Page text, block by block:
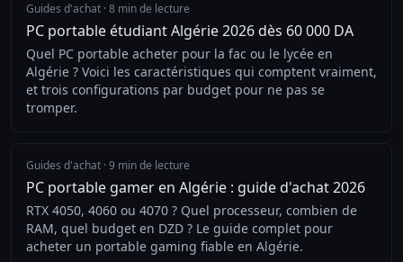
Guides d'achat ·8 min de lecture
PC portable étudiant Algérie 2026 dès 60 000 DA
Quel PC portable acheter pour la fac ou le lycée en
Algérie ? Voici les caractéristiques qui comptent vraiment,
et trois configurations par budget pour ne pas se
tromper.
Guides d'achat ·9 min de lecture
PC portable gamer en Algérie : guide d'achat 2026
RTX 4050, 4060 ou 4070 ? Quel processeur, combien de
RAM, quel budget en DZD ? Le guide complet pour
acheter un portable gaming fiable en Algérie.